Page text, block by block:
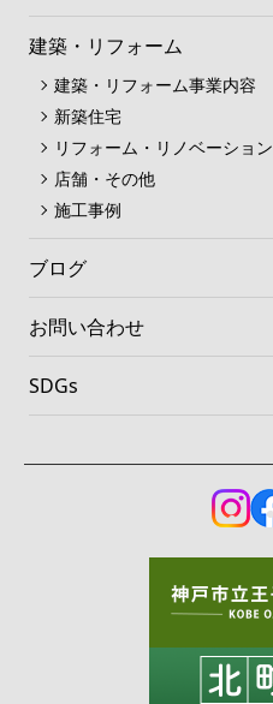
建築・リフォーム
建築・リフォーム事業内容
新築住宅
リフォーム・リノベーション
店舗・その他
施工事例
ブログ
お問い合わせ
SDGs